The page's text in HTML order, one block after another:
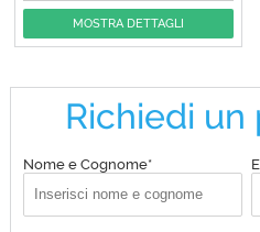
MOSTRA DETTAGLI
Richiedi un
Nome e Cognome*